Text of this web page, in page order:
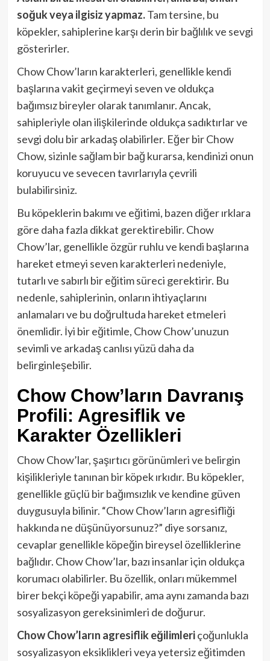
soğuk veya ilgisiz yapmaz.Tam tersine, bu
köpekler, sahiplerine karşı derin bir bağlılık ve sevgi
gösterirler.
Chow Chow’ların karakterleri, genellikle kendi
başlarına vakit geçirmeyi seven ve oldukça
bağımsız bireyler olarak tanımlanır. Ancak,
sahipleriyle olan ilişkilerinde oldukça sadıktırlar ve
sevgi dolu bir arkadaş olabilirler. Eğer bir Chow
Chow, sizinle sağlam bir bağ kurarsa, kendinizi onun
koruyucu ve sevecen tavırlarıyla çevrili
bulabilirsiniz.
Bu köpeklerin bakımı ve eğitimi, bazen diğer ırklara
göre daha fazla dikkat gerektirebilir. Chow
Chow’lar, genellikle özgür ruhlu ve kendi başlarına
hareket etmeyi seven karakterleri nedeniyle,
tutarlı ve sabırlı bir eğitim süreci gerektirir. Bu
nedenle, sahiplerinin, onların ihtiyaçlarını
anlamaları ve bu doğrultuda hareket etmeleri
önemlidir. İyi bir eğitimle, Chow Chow’unuzun
sevimli ve arkadaş canlısı yüzü daha da
belirginleşebilir.
Chow Chow’ların Davranış
Profili: Agresiflik ve
Karakter Özellikleri
Chow Chow’lar, şaşırtıcı görünümleri ve belirgin
kişilikleriyle tanınan bir köpek ırkıdır. Bu köpekler,
genellikle güçlü bir bağımsızlık ve kendine güven
duygusuyla bilinir. “Chow Chow’ların agresifliği
hakkında ne düşünüyorsunuz?” diye sorsanız,
cevaplar genellikle köpeğin bireysel özelliklerine
bağlıdır. Chow Chow’lar, bazı insanlar için oldukça
korumacı olabilirler. Bu özellik, onları mükemmel
birer bekçi köpeği yapabilir, ama aynı zamanda bazı
sosyalizasyon gereksinimleri de doğurur.
Chow Chow’ların agresiflik eğilimleriçoğunlukla
sosyalizasyon eksiklikleri veya yetersiz eğitimden